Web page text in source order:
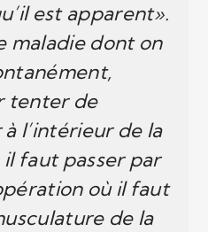
est apparent».
maladie dont on
tenter de
l’intérieur de la
faut passer par
où il faut
de la